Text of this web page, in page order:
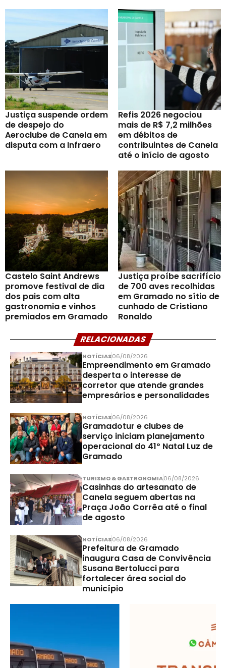
Justiça suspende ordem
de despejo do
Aeroclube de Canela em
disputa com a Infraero
Refis 2026 negociou
mais de R$ 7,2 milhões
em débitos de
contribuintes de Canela
até o início de agosto
Castelo Saint Andrews
promove festival de dia
dos pais com alta
gastronomia e vinhos
premiados em Gramado
Justiça proíbe sacrifício
de 700 aves recolhidas
em Gramado no sítio de
cunhado de Cristiano
Ronaldo
RELACIONADAS
NOTÍCIAS06/08/2026
Empreendimento em Gramado
desperta o interesse de
corretor que atende grandes
empresários e personalidades
NOTÍCIAS06/08/2026
Gramadotur e clubes de
serviço iniciam planejamento
operacional do 41º Natal Luz de
Gramado
TURISMO & GASTRONOMIA06/08/2026
Casinhas do artesanato de
Canela seguem abertas na
Praça João Corrêa até o final
de agosto
NOTÍCIAS06/08/2026
Prefeitura de Gramado
inaugura Casa de Convivência
Susana Bertolucci para
fortalecer área social do
município